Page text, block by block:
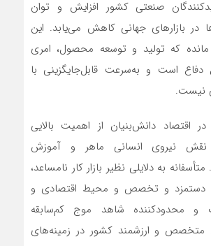
صنعتی کشور افزایش و توان
در بازارهای جهانی کاهش می‌یابد. این
مانده که تولید و توسعه محصول، امری
دفاع است و به‌سرعت قابل‌جایگزینی با
نیست.
اقتصاد دانش‌بنیان از اهمیت بالایی
نقش نیروی انسانی ماهر و آموزش
به دلایلی نظیر بازار کار نامساعد،
دستمزد و تخصص و محیط اقتصادی و
و محدودکننده شاهد موج کم‌سابقه
متخصص و ارزشمند کشور در زمینه‌های